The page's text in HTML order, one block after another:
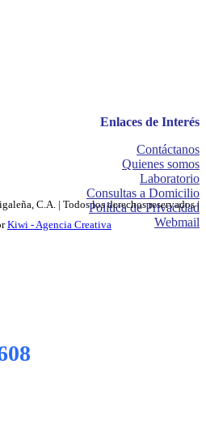
Enlaces de Interés
Contáctanos
Quienes somos
Laboratorio
Consultas a Domicilio
Política de Privacidad
Webmail
C.A. | Todos los derechos reservados |
Kiwi - Agencia Creativa